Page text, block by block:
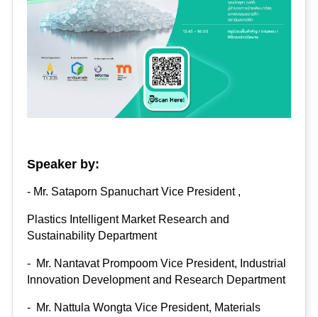
Speaker by:
- Mr. Sataporn Spanuchart Vice President ,
Plastics Intelligent Market Research and
Sustainability Department
- Mr. Nantavat Prompoom Vice President, Industrial
Innovation Development and Research Department
- Mr. Nattula Wongta Vice President, Materials